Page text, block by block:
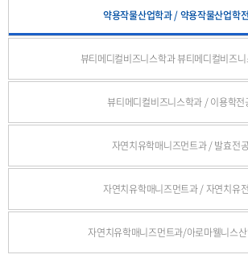
약용작물산업학과 / 약용작물산업학
뷰티메디컬비즈니스학과 뷰티메디컬비즈
뷰티메디컬비즈니스학과 / 이용학전
자연치유학매니즈먼트과 / 발효전공
자연치유학매니즈먼트과 / 자연치유
자연치유학매니즈먼트과/아로마웰니스